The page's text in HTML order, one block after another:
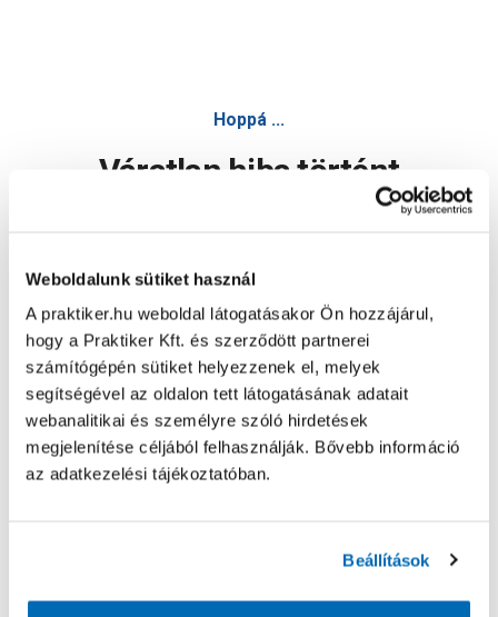
Weboldalunk sütiket használ
A praktiker.hu weboldal látogatásakor Ön hozzájárul,
hogy a Praktiker Kft. és szerződött partnerei
számítógépén sütiket helyezzenek el, melyek
segítségével az oldalon tett látogatásának adatait
webanalitikai és személyre szóló hirdetések
megjelenítése céljából felhasználják. Bővebb információ
az adatkezelési tájékoztatóban.
Beállítások
Hoppá ...
Váratlan hiba történt
Oldal újratöltése